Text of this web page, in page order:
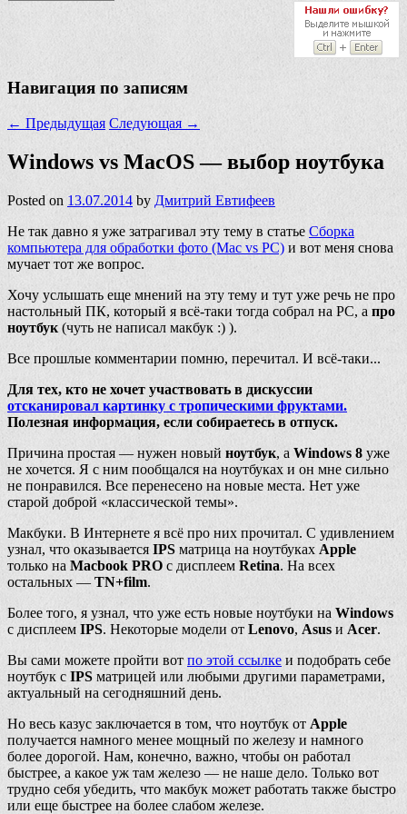
Навигация по записям
← Предыдущая Следующая →
Windows vs MacOS — выбор ноутбука
Posted on 13.07.2014 by Дмитрий Евтифеев
Не так давно я уже затрагивал эту тему в статье Сборка
компьютера для обработки фото (Mac vs PC) и вот меня снова
мучает тот же вопрос.
Хочу услышать еще мнений на эту тему и тут уже речь не про
настольный ПК, который я всё-таки тогда собрал на PC, а про
ноутбук (чуть не написал макбук :) ).
Все прошлые комментарии помню, перечитал. И всё-таки...
Для тех, кто не хочет участвовать в дискуссии
отсканировал картинку с тропическими фруктами.
Полезная информация, если собираетесь в отпуск.
Причина простая — нужен новый ноутбук, а Windows 8 уже
не хочется. Я с ним пообщался на ноутбуках и он мне сильно
не понравился. Все перенесено на новые места. Нет уже
старой доброй «классической темы».
Макбуки. В Интернете я всё про них прочитал. С удивлением
узнал, что оказывается IPS матрица на ноутбуках Apple
только на Macbook PRO с дисплеем Retina. На всех
остальных —TN+film.
Более того, я узнал, что уже есть новые ноутбуки на Windows
с дисплеем IPS. Некоторые модели от Lenovo, Asus и Acer.
Вы сами можете пройти вот по этой ссылке и подобрать себе
ноутбук с IPS матрицей или любыми другими параметрами,
актуальный на сегодняшний день.
Но весь казус заключается в том, что ноутбук от Apple
получается намного менее мощный по железу и намного
более дорогой. Нам, конечно, важно, чтобы он работал
быстрее, а какое уж там железо — не наше дело. Только вот
трудно себя убедить, что макбук может работать также быстро
или еще быстрее на более слабом железе.